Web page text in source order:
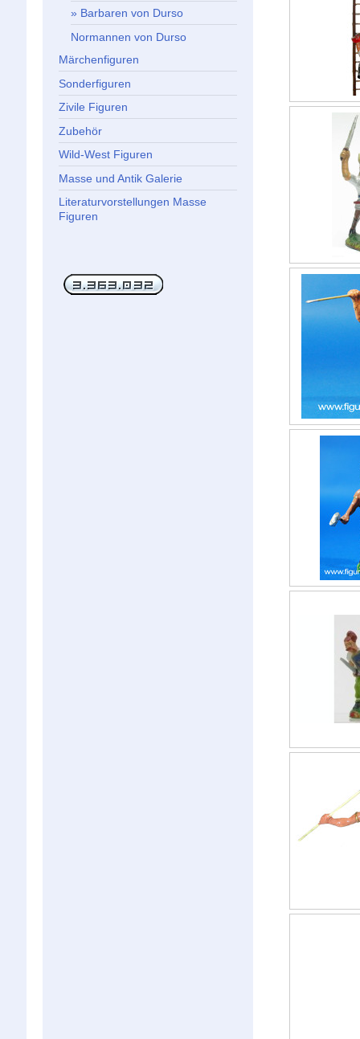
Barbaren von Durso
Normannen von Durso
Märchenfiguren
Sonderfiguren
Zivile Figuren
Zubehör
Wild-West Figuren
Masse und Antik Galerie
Literaturvorstellungen Masse
Figuren